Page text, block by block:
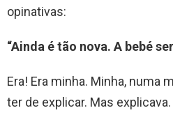
opinativas:
“Ainda é tão nova. A bebé
Era! Era minha. Minha, numa
ter de explicar. Mas